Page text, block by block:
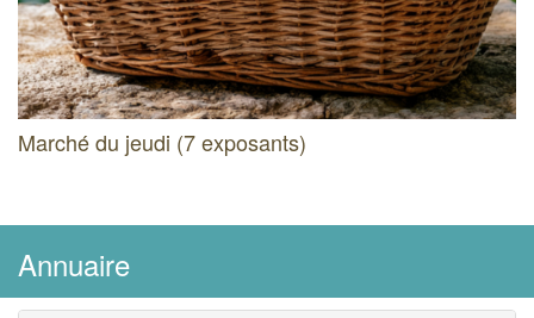
Marché du jeudi (7 exposants)
Annuaire